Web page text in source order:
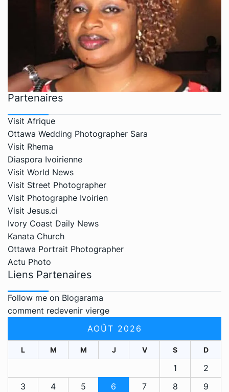
Partenaires
Visit Afrique
Ottawa Wedding Photographer Sara
Visit Rhema
Diaspora Ivoirienne
Visit World News
Visit Street Photographer
Visit Photographe Ivoirien
Visit Jesus.ci
Ivory Coast Daily News
Kanata Church
Ottawa Portrait Photographer
Actu Photo
Liens Partenaires
Follow me on Blogarama
comment redevenir vierge
AOÛT 2026
L M M J V S D
1
2
3
4 5 6 7 8
9